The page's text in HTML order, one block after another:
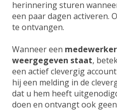
herinnering sturen
een paar dagen activeren.
te ontvangen.
Wanneer een
weergegeven staat,
een actief clevergig
hij een melding in de
dat u hem heeft
doen en ontvangt ook